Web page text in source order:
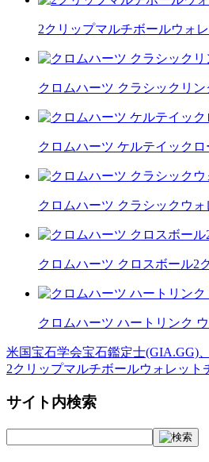
2クリップマルチボールウォ
クロムハーツ クラシックリ
クロムハーツ ケルテイック
クロムハーツ クラシックウ
クロムハーツ クロスボール2
クロムハーツ ハートリンク
投
稿
ナ
ビ
米国宝石学会宝石鑑定士(GIA.GG)
2クリップマルチボールウォレット
サイト内検索